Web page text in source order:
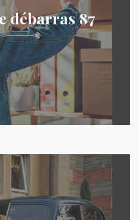
débarras 87